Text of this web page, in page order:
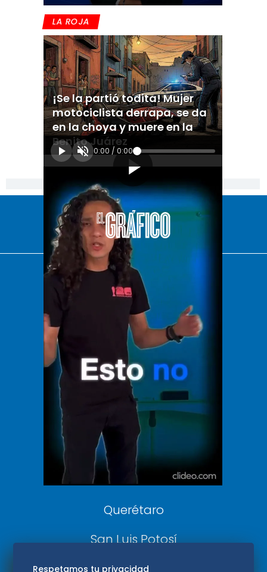
LA ROJA
¡Se la partió todita! Mujer
motociclista derrapa, se da
en la choya y muere en la
Benito Juárez
0:00 / 0:00
[Publicidad]
El Universal
Vive USA
Clase
De 10 sports
DeDinero
Confabulario
Aviso Oportuno
Consultas
Querétaro
San Luis Potosí
Edomex
Respetamos tu privacidad